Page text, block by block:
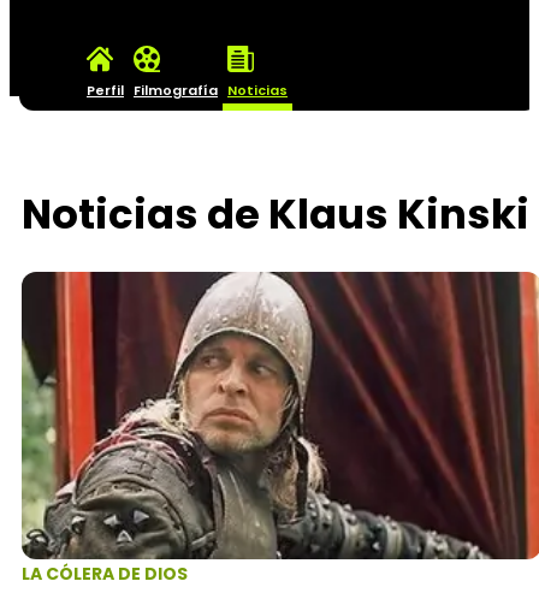
Perfil Filmografía Noticias
Noticias de Klaus Kinski
LA CÓLERA DE DIOS